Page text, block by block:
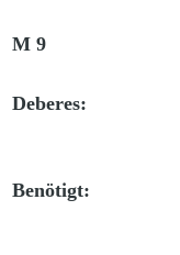
M 9
Deberes:
Benötigt: